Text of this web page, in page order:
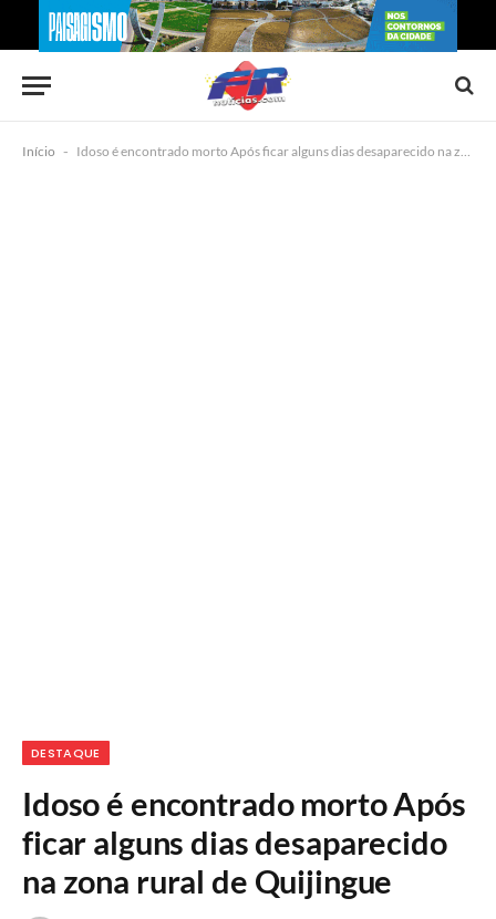
Início - Idoso é encontrado morto Após ficar alguns dias desaparecido na zona rural de Quijingue
DESTAQUE
Idoso é encontrado morto Após
ficar alguns dias desaparecido
na zona rural de Quijingue